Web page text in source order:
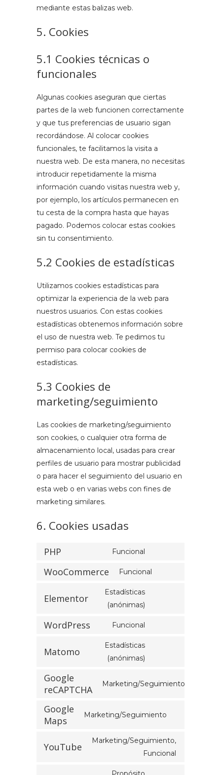
mediante estas balizas web.
5. Cookies
5.1 Cookies técnicas o
funcionales
Algunas cookies aseguran que ciertas
partes de la web funcionen correctamente
y que tus preferencias de usuario sigan
recordándose. Al colocar cookies
funcionales, te facilitamos la visita a
nuestra web. De esta manera, no necesitas
introducir repetidamente la misma
información cuando visitas nuestra web y,
por ejemplo, los artículos permanecen en
tu cesta de la compra hasta que hayas
pagado. Podemos colocar estas cookies
sin tu consentimiento.
5.2 Cookies de estadísticas
Utilizamos cookies estadísticas para
optimizar la experiencia de la web para
nuestros usuarios. Con estas cookies
estadísticas obtenemos información sobre
el uso de nuestra web. Te pedimos tu
permiso para colocar cookies de
estadísticas.
5.3 Cookies de
marketing/seguimiento
Las cookies de marketing/seguimiento
son cookies, o cualquier otra forma de
almacenamiento local, usadas para crear
perfiles de usuario para mostrar publicidad
o para hacer el seguimiento del usuario en
esta web o en varias webs con fines de
marketing similares.
6. Cookies usadas
PHP Funcional
WooCommerce Funcional
Elementor
Estadísticas
(anónimas)
WordPress Funcional
Matomo
Estadísticas
(anónimas)
Google
reCAPTCHA
Marketing/Seguimiento
Google
Maps
Marketing/Seguimiento
YouTube
Marketing/Seguimiento,
Funcional